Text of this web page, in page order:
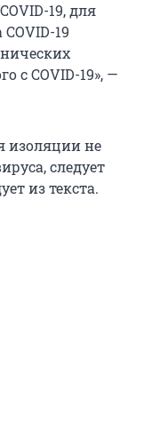
19, для
19
с COVID-19», —
изоляции не
следует
из текста.